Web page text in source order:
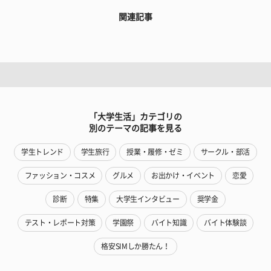
関連記事
「大学生活」カテゴリの
別のテーマの記事を見る
学生トレンド 学生旅行 授業・履修・ゼミ サークル・部活
ファッション・コスメ グルメ お出かけ・イベント 恋愛
診断 特集 大学生インタビュー 奨学金
テスト・レポート対策 学園祭 バイト知識 バイト体験談
格安SIMしか勝たん！